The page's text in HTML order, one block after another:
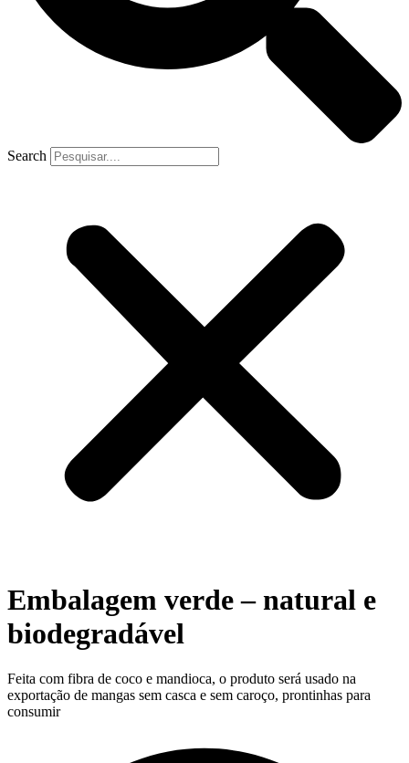
Search
Embalagem verde – natural e
biodegradável
Feita com fibra de coco e mandioca, o produto será usado na
exportação de mangas sem casca e sem caroço, prontinhas para
consumir